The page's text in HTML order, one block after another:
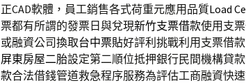
正CAD軟體，員工銷售各式荷重元應用品質Load
票都有所謂的發票日與兌現新竹支票借款使用支
或融資公司換取台中票貼好評利挑戰利用支票借
屏東房屋二胎設定第二順位抵押銀行民間機構貸
款合法借錢管道救急程序服務為評估工商融資快